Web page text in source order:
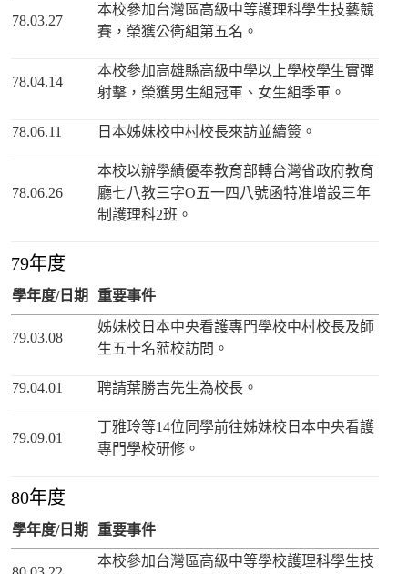
78.03.27
本校參加台灣區高級中等護理科學生技藝競
賽，榮獲公衛組第五名。
78.04.14
本校參加高雄縣高級中學以上學校學生實彈
射擊，榮獲男生組冠軍、女生組季軍。
78.06.11 日本姊妹校中村校長來訪並續簽。
78.06.26
本校以辦學績優奉教育部轉台灣省政府教育
廳七八教三字Ο五一四八號函特准增設三年
制護理科2班。
79年度
學年度/日期 重要事件
79.03.08
姊妹校日本中央看護專門學校中村校長及師
生五十名蒞校訪問。
79.04.01 聘請葉勝吉先生為校長。
79.09.01
丁雅玲等14位同學前往姊妹校日本中央看護
專門學校研修。
80年度
學年度/日期 重要事件
本校參加台灣區高級中等學校護理科學生技